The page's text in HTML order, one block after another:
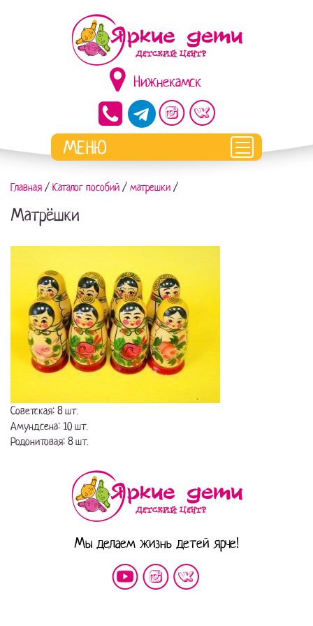
Нижнекамск
Главная / Каталог пособий / матрешки /
Матрёшки
Советская: 8 шт.
Амундсена: 10 шт.
Родонитовая: 8 шт.
Мы делаем жизнь детей ярче!